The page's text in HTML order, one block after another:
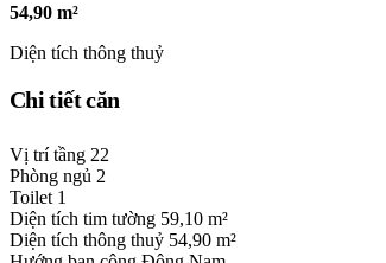
54,90 m²
Diện tích thông thuỷ
Chi tiết căn
Vị trí tầng 22
Phòng ngủ 2
Toilet 1
Diện tích tim tường 59,10 m²
Diện tích thông thuỷ 54,90 m²